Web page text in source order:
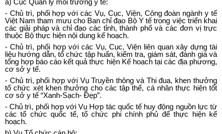
a) Cục Quản lý môi trường y tế:
- Chủ trì, phối hợp với các Vụ, Cục, Viện, Công đoàn ngành y tế
Việt Nam tham mưu cho Ban chỉ đạo Bộ Y tế trong việc triển khai
các giải pháp và chỉ đạo các tỉnh, thành phố và các đơn vị trực
thuộc Bộ thực hiện nội dung kế hoạch.
-Chủ trì, phối hợp với các Vụ, Cục, Viện liên quan xây dựng tài
liệu hướng dẫn, tổ chức tập huấn, kiểm tra, giám sát, đánh giá và
tổng hợp báo cáo kết quả thực hiện Kế hoạch tại các địa phương,
cơ sở y tế.
- Chủ trì, phối hợp với Vụ Truyền thông và Thi đua, khen thưởng
tổ chức xét khen thưởng cho các tập thể, cá nhân thực hiện tốt
cơ sở y tế “Xanh-Sạch- Đẹp”.
-Chủ trì, phối hợp với Vụ Hợp tác quốc tế huy động nguồn lực từ
các tổ chức quốc tế, tổ chức phi chính phủ để thực hiện kế
hoạch.